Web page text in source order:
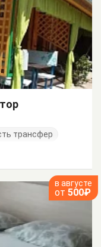
трансфер
в августе
от 500₽